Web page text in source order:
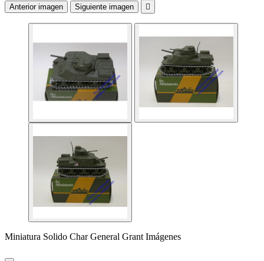
Anterior imagen Siguiente imagen 
Miniatura Solido Char General Grant Imágenes